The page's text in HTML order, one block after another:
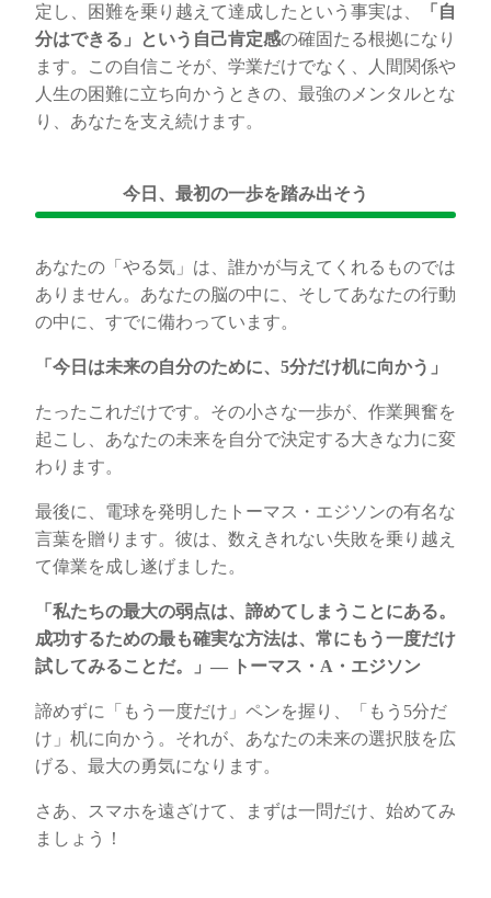
定し、困難を乗り越えて達成したという事実は、
「自
分はできる」という自己肯定感の確固たる根拠になり
ます。この自信こそが、学業だけでなく、人間関係や
人生の困難に立ち向かうときの、最強のメンタルとな
り、あなたを支え続けます。
今日、最初の一歩を踏み出そう
あなたの「やる気」は、誰かが与えてくれるものでは
ありません。あなたの脳の中に、そしてあなたの行動
の中に、すでに備わっています。
「今日は未来の自分のために、 5分だけ机に向かう」
たったこれだけです。その小さな一歩が、作業興奮を
起こし、あなたの未来を自分で決定する大きな力に変
わります。
最後に、電球を発明したトーマス・エジソンの有名な
言葉を贈ります。彼は、数えきれない失敗を乗り越え
て偉業を成し遂げました。
「私たちの最大の弱点は、諦めてしまうことにある。
成功するための最も確実な方法は、常にもう一度だけ
試してみることだ。」 — トーマス・ A ・エジソン
諦めずに「もう一度だけ」ペンを握り、「もう5分だ
け」机に向かう。それが、あなたの未来の選択肢を広
げる、最大の勇気になります。
さあ、スマホを遠ざけて、まずは一問だけ、始めてみ
ましょう！